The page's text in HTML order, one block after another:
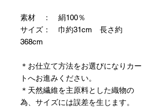
素材 ： 絹100％
サイズ： 巾約31cm 長さ約
368cm
＊お仕立て方法をお選びになりカー
トへお進みください。
＊天然繊維を主原料とした織物の
為、サイズには誤差を生じます。